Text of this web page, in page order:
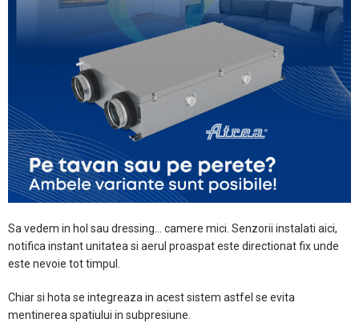
Sa vedem in hol sau dressing… camere mici. Senzorii instalati aici,
notifica instant unitatea si aerul proaspat este directionat fix unde
este nevoie tot timpul.
Chiar si hota se integreaza in acest sistem astfel se evita
mentinerea spatiului in subpresiune.